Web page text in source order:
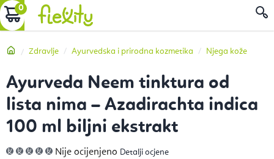
Preskoči
na
KOŠARICA
Početna
Zdravlje Ayurvedska i prirodna kozmetika Njega kože
Ayurveda Neem tinktura od
lista nima – Azadirachta indica
100 ml biljni ekstrakt
Prosječna
ocjena
Nije ocijenjeno Detalji ocjene